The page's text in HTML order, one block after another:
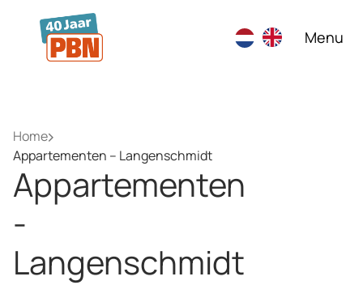
Ga naar hoofdinhoud
Menu
Home
Appartementen – Langenschmidt
Appartementen
-
Langenschmidt